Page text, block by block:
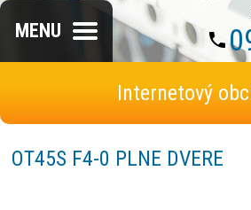
Internetový
MENU
OT45S F4-0 PLNE DVERE